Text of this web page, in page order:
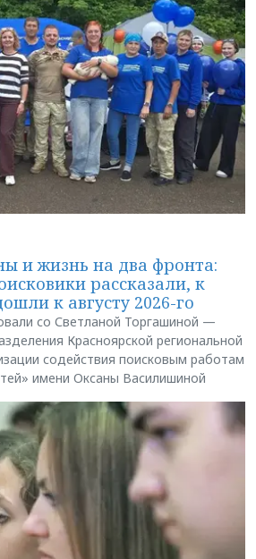
и жизнь на два фронта:
рассказали, к
к августу 2026-го
со Светланой Торгашиной —
Красноярской региональной
содействия поисковым работам
имени Оксаны Василишиной